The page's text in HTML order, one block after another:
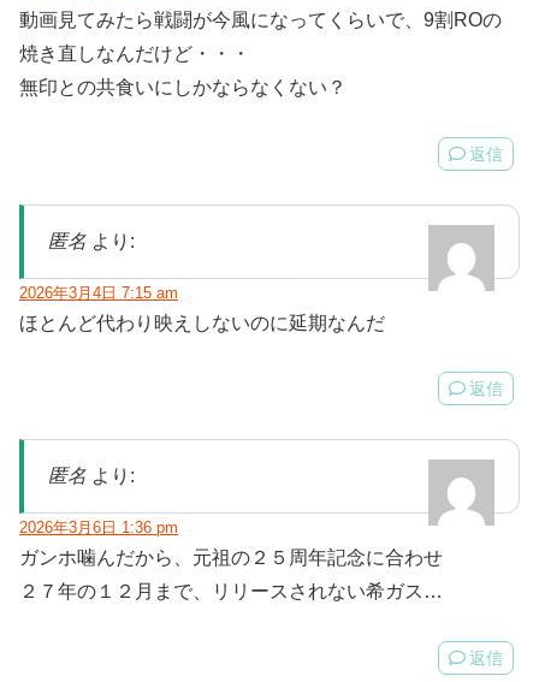
動画見てみたら戦闘が今風になってくらいで、9割ROの
焼き直しなんだけど・・・
無印との共食いにしかならなくない？
返信
匿名 より:
2026年3月4日 7:15 am
ほとんど代わり映えしないのに延期なんだ
返信
匿名 より:
2026年3月6日 1:36 pm
ガンホ噛んだから、元祖の２５周年記念に合わせ
２７年の１２月まで、リリースされない希ガス…
返信